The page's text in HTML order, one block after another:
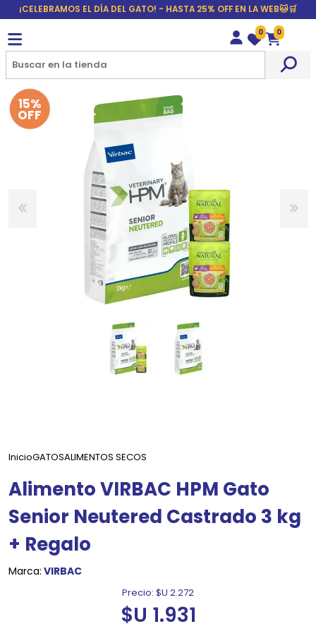
¡CELEBRAMOS EL DÍA DEL GATO! - HASTA 25% OFF EN LA WEB🐱🛒
Wishlist
0
Carrito
0
15%
OFF
InicioGATOSALIMENTOS SECOS
Alimento VIRBAC HPM Gato
Senior Neutered Castrado 3 kg
+ Regalo
Marca: VIRBAC
Precio: $U 2.272
$U 1.931